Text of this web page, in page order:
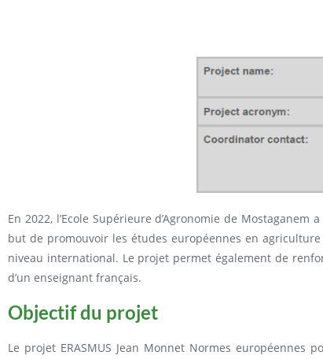
En 2022, l’Ecole Supérieure d’Agronomie de
but de promouvoir les études européennes en
niveau international. Le projet permet également de
d’un enseignant français.
Objectif du projet
Le projet ERASMUS Jean Monnet Normes